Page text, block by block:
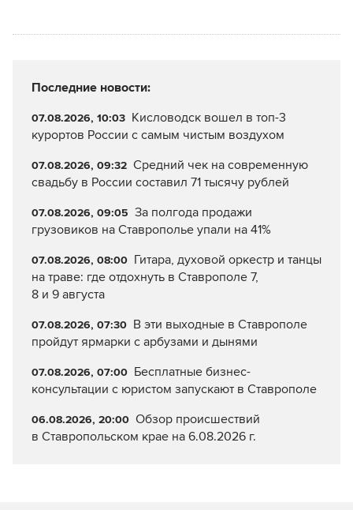
Последние новости:
07.08.2026, 10:03 Кисловодск вошел в топ-3
курортов России с самым чистым воздухом
07.08.2026, 09:32 Средний чек на современную
свадьбу в России составил 71 тысячу рублей
07.08.2026, 09:05 За полгода продажи
грузовиков на Ставрополье упали на 41%
07.08.2026, 08:00 Гитара, духовой оркестр и танцы
на траве: где отдохнуть в Ставрополе 7,
8 и 9 августа
07.08.2026, 07:30 В эти выходные в Ставрополе
пройдут ярмарки с арбузами и дынями
07.08.2026, 07:00 Бесплатные бизнес-
консультации с юристом запускают в Ставрополе
06.08.2026, 20:00 Обзор происшествий
в Ставропольском крае на 6.08.2026 г.